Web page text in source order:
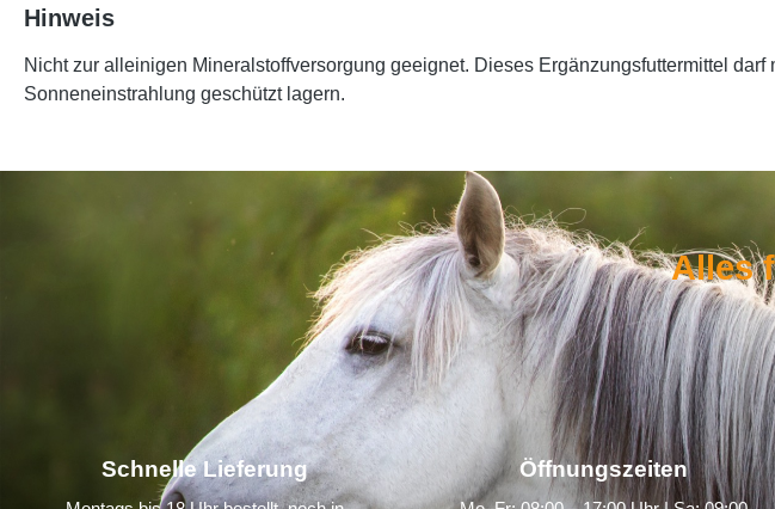
Hinweis
Nicht zur alleinigen Mineralstoffversorgung geeignet. Dieses Ergänzungsfuttermittel
Sonneneinstrahlung geschützt lagern.
Alles
Schnelle Lieferung Öffnungszeiten